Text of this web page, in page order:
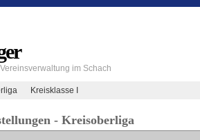
im Schach
Kreisklasse I
- Kreisoberliga